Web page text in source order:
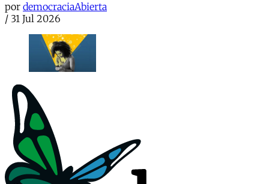
por democraciaAbierta
/ 31 Jul 2026